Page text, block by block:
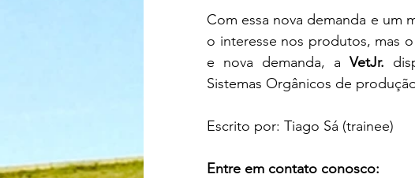
Com essa nova demanda e um
o interesse nos produtos, mas
e nova demanda, a VetJr.
Sistemas Orgânicos de
Escrito por: Tiago Sá (trainee)
Entre em contato conosco: